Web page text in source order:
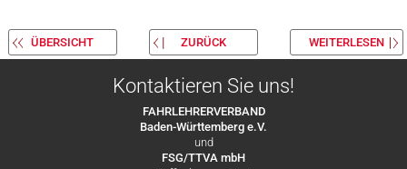
ÜBERSICHT ZURÜCK WEITERLESEN
Kontaktieren Sie uns!
FAHRLEHRERVERBAND
Baden-Württemberg e.V.
und
FSG/TTVA mbH